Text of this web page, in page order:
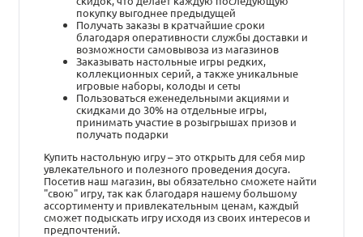
покупку выгоднее предыдущей
Получать заказы в кратчайшие сроки
благодаря оперативности службы доставки и
возможности самовывоза из магазинов
Заказывать настольные игры редких,
коллекционных серий, а также уникальные
игровые наборы, колоды и сеты
Пользоваться еженедельными акциями и
скидками до 30% на отдельные игры,
принимать участие в розыгрышах призов и
получать подарки
Купить настольную игру – это открыть для себя мир
увлекательного и полезного проведения досуга.
Посетив наш магазин, вы обязательно сможете найти
"свою" игру, так как благодаря нашему большому
ассортименту и привлекательным ценам, каждый
сможет подыскать игру исходя из своих интересов и
предпочтений.